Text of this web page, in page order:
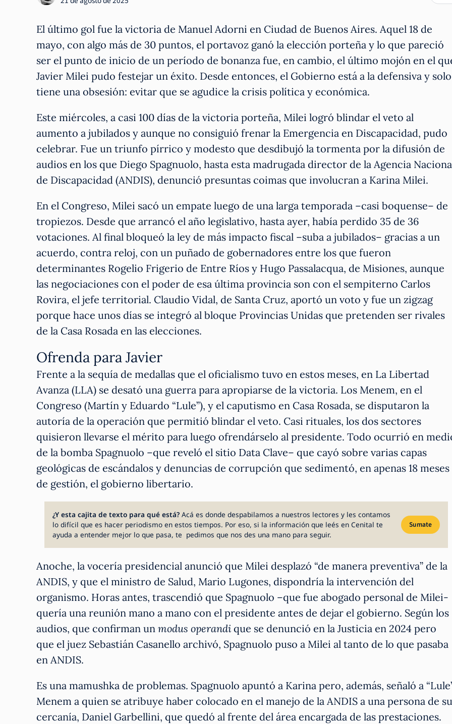
El último gol fue la victoria de Manuel Adorni en Ciudad de Buenos Aires. Aquel 18 de
mayo, con algo más de 30 puntos, el portavoz ganó la elección porteña y lo que pareció
ser el punto de inicio de un período de bonanza fue, en cambio, el último mojón en el
Javier Milei pudo festejar un éxito. Desde entonces, el Gobierno está a la defensiva y solo
tiene una obsesión: evitar que se agudice la crisis política y económica.
Este miércoles, a casi 100 días de la victoria porteña, Milei logró blindar el veto al
aumento a jubilados y aunque no consiguió frenar la Emergencia en Discapacidad, pudo
celebrar. Fue un triunfo pírrico y modesto que desdibujó la tormenta por la difusión de
audios en los que Diego Spagnuolo, hasta esta madrugada director de la Agencia
de Discapacidad (ANDIS), denunció presuntas coimas que involucran a Karina Milei.
En el Congreso, Milei sacó un empate luego de una larga temporada –casi boquense– de
tropiezos. Desde que arrancó el año legislativo, hasta ayer, había perdido 35 de 36
votaciones. Al final bloqueó la ley de más impacto fiscal –suba a jubilados– gracias a un
acuerdo, contra reloj, con un puñado de gobernadores entre los que fueron
determinantes Rogelio Frigerio de Entre Ríos y Hugo Passalacqua, de Misiones, aunque
las negociaciones con el poder de esa última provincia son con el sempiterno Carlos
Rovira, el jefe territorial. Claudio Vidal, de Santa Cruz, aportó un voto y fue un zigzag
porque hace unos días se integró al bloque Provincias Unidas que pretenden ser rivales
de la Casa Rosada en las elecciones.
Ofrenda para Javier
Frente a la sequía de medallas que el oficialismo tuvo en estos meses, en La Libertad
Avanza (LLA) se desató una guerra para apropiarse de la victoria. Los Menem, en el
Congreso (Martín y Eduardo “Lule”), y el caputismo en Casa Rosada, se disputaron la
autoría de la operación que permitió blindar el veto. Casi rituales, los dos sectores
quisieron llevarse el mérito para luego ofrendárselo al presidente. Todo ocurrió en
de la bomba Spagnuolo –que reveló el sitio Data Clave– que cayó sobre varias capas
geológicas de escándalos y denuncias de corrupción que sedimentó, en apenas 18 meses
de gestión, el gobierno libertario.
¿Y esta cajita de texto para qué está? Acá es donde despabilamos a nuestros lectores y les contamos
lo difícil que es hacer periodismo en estos tiempos. Por eso, si la información que leés en Cenital te
ayuda a entender mejor lo que pasa, te pedimos que nos des una mano para seguir.
Sumate
Anoche, la vocería presidencial anunció que Milei desplazó “de manera preventiva” de la
ANDIS, y que el ministro de Salud, Mario Lugones, dispondría la intervención del
organismo. Horas antes, trascendió que Spagnuolo –que fue abogado personal de Milei-
quería una reunión mano a mano con el presidente antes de dejar el gobierno. Según los
audios, que confirman un modus operandi que se denunció en la Justicia en 2024 pero
que el juez Sebastián Casanello archivó, Spagnuolo puso a Milei al tanto de lo que pasaba
en ANDIS.
Es una mamushka de problemas. Spagnuolo apuntó a Karina pero, además, señaló a
Menem a quien se atribuye haber colocado en el manejo de la ANDIS a una persona de su
cercanía, Daniel Garbellini, que quedó al frente del área encargada de las prestaciones.